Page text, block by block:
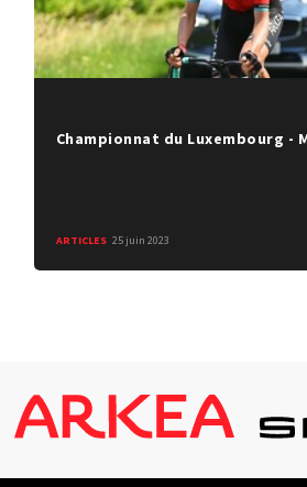
Championnat du Luxembourg -
ARTICLES 25 juin 2023